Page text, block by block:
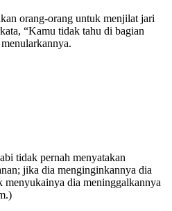
orang-orang untuk menjilat jari
“Kamu tidak tahu di bagian
tidak pernah menyatakan
jika dia menginginkannya dia
menyukainya dia meninggalkannya